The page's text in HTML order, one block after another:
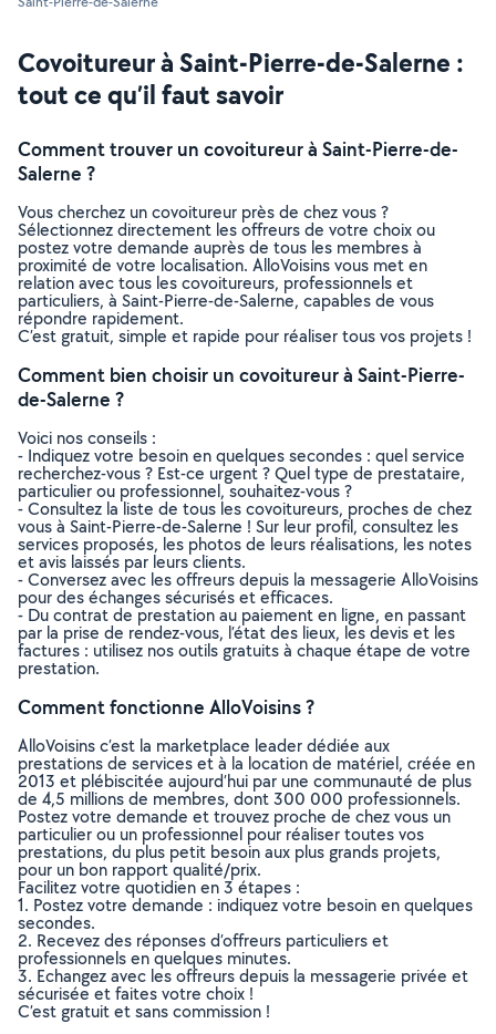
Covoitureur à Saint-Pierre-de-Salerne :
tout ce qu’il faut savoir
Comment trouver un covoitureur à Saint-Pierre-de-
Salerne ?
Vous cherchez un covoitureur près de chez vous ?
Sélectionnez directement les offreurs de votre choix ou
postez votre demande auprès de tous les membres à
proximité de votre localisation. AlloVoisins vous met en
relation avec tous les covoitureurs, professionnels et
particuliers, à Saint-Pierre-de-Salerne, capables de vous
répondre rapidement.
C’est gratuit, simple et rapide pour réaliser tous vos projets !
Comment bien choisir un covoitureur à Saint-Pierre-
de-Salerne ?
Voici nos conseils :
- Indiquez votre besoin en quelques secondes : quel service
recherchez-vous ? Est-ce urgent ? Quel type de prestataire,
particulier ou professionnel, souhaitez-vous ?
- Consultez la liste de tous les covoitureurs, proches de chez
vous à Saint-Pierre-de-Salerne ! Sur leur profil, consultez les
services proposés, les photos de leurs réalisations, les notes
et avis laissés par leurs clients.
- Conversez avec les offreurs depuis la messagerie AlloVoisins
pour des échanges sécurisés et efficaces.
- Du contrat de prestation au paiement en ligne, en passant
par la prise de rendez-vous, l’état des lieux, les devis et les
factures : utilisez nos outils gratuits à chaque étape de votre
prestation.
Comment fonctionne AlloVoisins ?
AlloVoisins c’est la marketplace leader dédiée aux
prestations de services et à la location de matériel, créée en
2013 et plébiscitée aujourd’hui par une communauté de plus
de 4,5 millions de membres, dont 300 000 professionnels.
Postez votre demande et trouvez proche de chez vous un
particulier ou un professionnel pour réaliser toutes vos
prestations, du plus petit besoin aux plus grands projets,
pour un bon rapport qualité/prix.
Facilitez votre quotidien en 3 étapes :
1. Postez votre demande : indiquez votre besoin en quelques
secondes.
2. Recevez des réponses d’offreurs particuliers et
professionnels en quelques minutes.
3. Echangez avec les offreurs depuis la messagerie privée et
sécurisée et faites votre choix !
C’est gratuit et sans commission !